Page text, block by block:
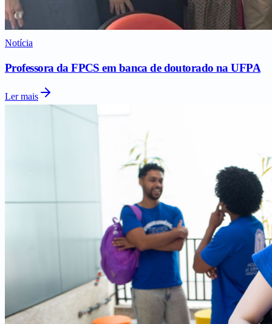
Notícia
Professora da FPCS em banca de doutorado na UFPA
Ler mais